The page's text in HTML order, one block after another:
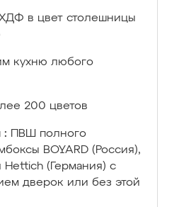
в цвет столешницы
кухню любого
200 цветов
:
ПВШ полного
BOYARD (Россия),
Hettich (Германия) с
дверок или без этой